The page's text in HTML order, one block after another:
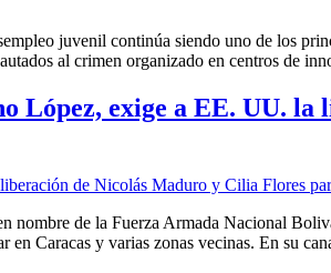
juvenil continúa siendo uno de los
al crimen organizado en centros de
López, exige a EE. UU.
nombre de la Fuerza Armada Nacional
en Caracas y varias zonas vecinas. En su